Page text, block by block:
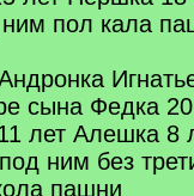
пол кала
сына Федка
лет Алешка 8
ним без
пашни